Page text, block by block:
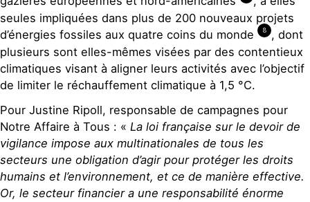
seules impliquées dans plus de 200 nouveaux projets
d’énergies fossiles aux quatre coins du monde
8
, dont
plusieurs sont elles-mêmes visées par des contentieux
climatiques visant à aligner leurs activités avec l’objectif
de limiter le réchauffement climatique à 1,5 °C.
Pour Justine Ripoll, responsable de campagnes pour
Notre Affaire à Tous : « La loi française sur le devoir de
vigilance impose aux multinationales de tous les
secteurs une obligation d’agir pour protéger les droits
humains et l’environnement, et ce de manière effective.
Or, le secteur financier a une responsabilité énorme